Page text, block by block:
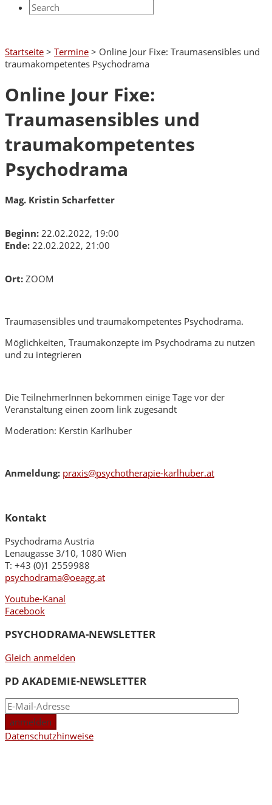
Startseite > Termine > Online Jour Fixe: Traumasensibles und
traumakompetentes Psychodrama
Online Jour Fixe:
Traumasensibles und
traumakompetentes
Psychodrama
Mag. Kristin Scharfetter
Beginn: 22.02.2022, 19:00
Ende: 22.02.2022, 21:00
Ort: ZOOM
Traumasensibles und traumakompetentes Psychodrama.
Möglichkeiten, Traumakonzepte im Psychodrama zu nutzen
und zu integrieren
Die TeilnehmerInnen bekommen einige Tage vor der
Veranstaltung einen zoom link zugesandt
Moderation: Kerstin Karlhuber
Anmeldung: praxis@psychotherapie-karlhuber.at
Kontakt
Psychodrama Austria
Lenaugasse 3/10, 1080 Wien
T: +43 (0)1 2559988
psychodrama@oeagg.at
Youtube-Kanal
Facebook
PSYCHODRAMA-NEWSLETTER
Gleich anmelden
PD AKADEMIE-NEWSLETTER
Datenschutzhinweise